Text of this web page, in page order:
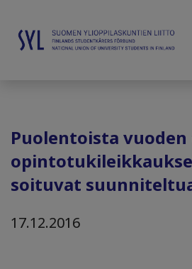
Puolen­toista
soituvat
17.12.2016